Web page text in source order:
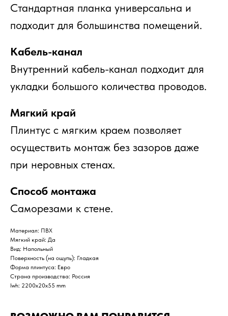
Стандартная планка универсальна и
подходит для большинства помещений.
Кабель-канал
Внутренний кабель-канал подходит для
укладки большого количества проводов.
Мягкий край
Плинтус с мягким краем позволяет
осуществить монтаж без зазоров даже
при неровных стенах.
Способ монтажа
Саморезами к стене.
Материал: ПВХ
Мягкий край: Да
Вид: Напольный
Поверхность (на ощупь): Гладкая
Форма плинтуса: Евро
Страна производства: Россия
lwh: 2200x20x55 mm